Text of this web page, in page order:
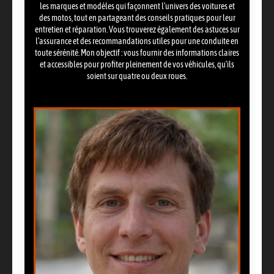
les marques et modèles qui façonnent l’univers des voitures et
des motos, tout en partageant des conseils pratiques pour leur
entretien et réparation. Vous trouverez également des astuces sur
l’assurance et des recommandations utiles pour une conduite en
toute sérénité. Mon objectif : vous fournir des informations claires
et accessibles pour profiter pleinement de vos véhicules, qu’ils
soient sur quatre ou deux roues.